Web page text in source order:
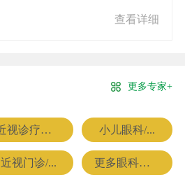
查看详细
更多专家+
近视诊疗专科 小儿眼科/...
近视门诊/... 更多眼科专家